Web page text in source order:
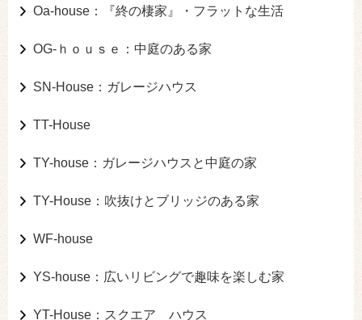
Oa-house：『終の棲家』・フラットな生活
OG-ｈｏｕｓｅ：中庭のある家
SN-House：ガレージハウス
TT-House
TY-house：ガレージハウスと中庭の家
TY-House：吹抜けとブリッジのある家
WF-house
YS-house：広いリビングで趣味を楽しむ家
YT-House：スクエア ハウス